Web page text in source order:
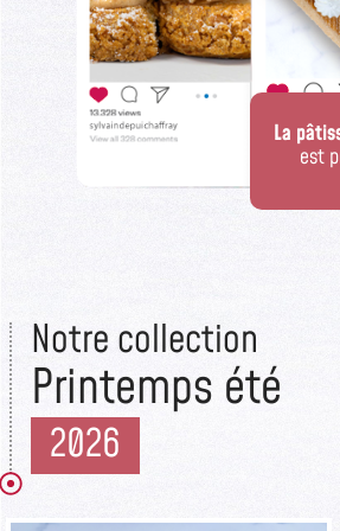
La
est
Notre collection
Printemps été
2026